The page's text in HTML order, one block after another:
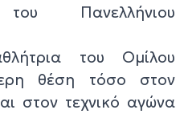
Πανελλήνιου
του Ομίλου
θέση τόσο στον
στον τεχνικό αγώνα